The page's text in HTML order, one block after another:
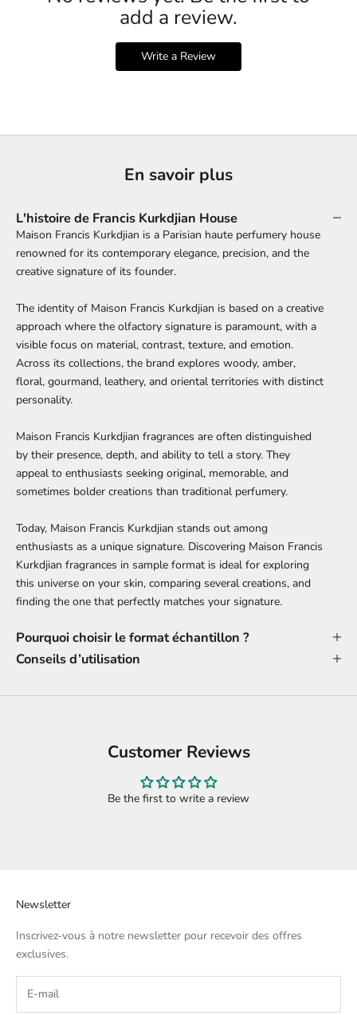
add a review.
Write a Review
En savoir plus
L'histoire de Francis Kurkdjian House
Maison Francis Kurkdjian is a Parisian haute perfumery house
renowned for its contemporary elegance, precision, and the
creative signature of its founder.
The identity of Maison Francis Kurkdjian is based on a creative
approach where the olfactory signature is paramount, with a
visible focus on material, contrast, texture, and emotion.
Across its collections, the brand explores woody, amber,
floral, gourmand, leathery, and oriental territories with distinct
personality.
Maison Francis Kurkdjian fragrances are often distinguished
by their presence, depth, and ability to tell a story. They
appeal to enthusiasts seeking original, memorable, and
sometimes bolder creations than traditional perfumery.
Today, Maison Francis Kurkdjian stands out among
enthusiasts as a unique signature. Discovering Maison Francis
Kurkdjian fragrances in sample format is ideal for exploring
this universe on your skin, comparing several creations, and
finding the one that perfectly matches your signature.
Pourquoi choisir le format échantillon ?
Conseils d’utilisation
Customer Reviews
Be the first to write a review
Newsletter
Inscrivez-vous à notre newsletter pour recevoir des offres
exclusives.